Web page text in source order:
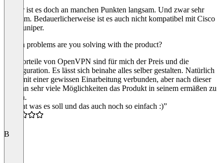
Leider ist es doch an manchen Punkten langsam. Und zwar sehr
langsam. Bedauerlicherweise ist es auch nicht kompatibel mit Cisco
oder Juniper.
Which problems are you solving with the product?
Die Vorteile von OpenVPN sind für mich der Preis und die
Konfiguration. Es lässt sich beinahe alles selber gestalten. Natürlich
ist es mit einer gewissen Einarbeitung verbunden, aber nach dieser
hat man sehr viele Möglichkeiten das Produkt in seinem ermäßen zu
nutzen.
“Macht was es soll und das auch noch so einfach :)”
B